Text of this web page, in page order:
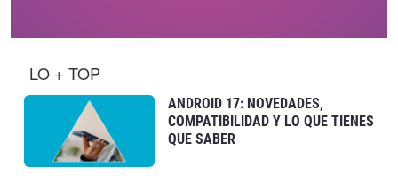
LO + TOP
ANDROID 17: NOVEDADES,
COMPATIBILIDAD Y LO QUE TIENES
QUE SABER